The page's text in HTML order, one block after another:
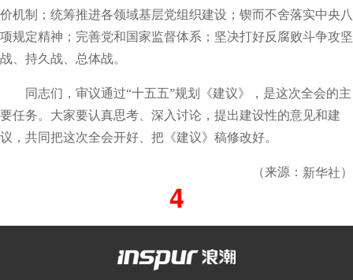
价机制；统筹推进各领域基层党组织建设；锲而不舍落实中央八
项规定精神；完善党和国家监督体系；坚决打好反腐败斗争攻坚
战、持久战、总体战。
同志们，审议通过“十五五”规划《建议》，是这次全会的主
要任务。大家要认真思考、深入讨论，提出建设性的意见和建
议，共同把这次全会开好、把《建议》稿修改好。
（来源： 新华社）
4